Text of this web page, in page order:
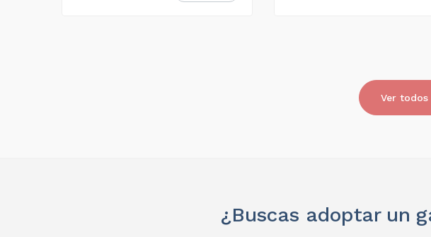
Ver
¿Buscas adoptar un